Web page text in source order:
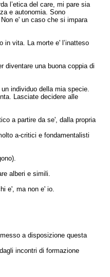
l’etica del care, mi pare sia
e autonomia. Sono
e' un caso che si impara
in vita. La morte e' l’inatteso
diventare una buona coppia di
individuo della mia specie.
Lasciate decidere alle
a partire da se', dalla propria
a-critici e fondamentalisti
alberi e simili.
e', ma non e' io.
a disposizione questa
incontri di formazione